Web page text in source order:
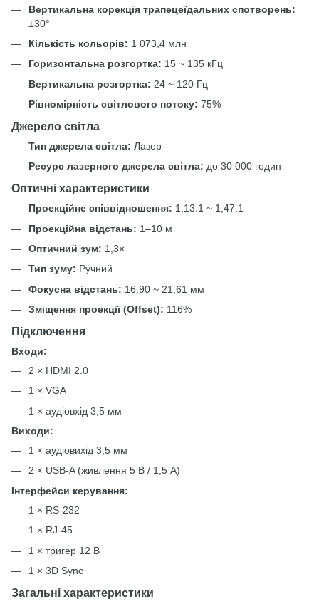
Вертикальна корекція трапецеїдальних спотворень:
±30°
Кількість кольорів: 1 073,4 млн
Горизонтальна розгортка: 15 ~ 135 кГц
Вертикальна розгортка: 24 ~ 120 Гц
Рівномірність світлового потоку: 75%
Джерело світла
Тип джерела світла: Лазер
Ресурс лазерного джерела світла: до 30 000 годин
Оптичні характеристики
Проекційне співвідношення: 1,13:1 ~ 1,47:1
Проекційна відстань: 1–10 м
Оптичний зум: 1,3×
Тип зуму: Ручний
Фокусна відстань: 16,90 ~ 21,61 мм
Зміщення проекції (Offset): 116%
Підключення
Входи:
2 × HDMI 2.0
1 × VGA
1 × аудіовхід 3,5 мм
Виходи:
1 × аудіовихід 3,5 мм
2 × USB-A (живлення 5 В / 1,5 А)
Інтерфейси керування:
1 × RS-232
1 × RJ-45
1 × тригер 12 В
1 × 3D Sync
Загальні характеристики